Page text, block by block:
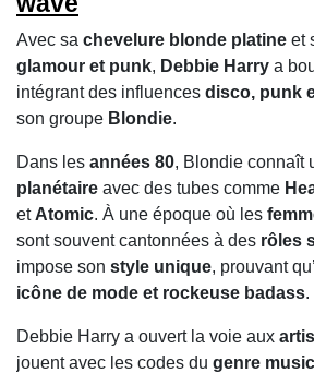
Avec sa chevelure blonde platine et
glamour et punk, Debbie Harry a
intégrant des influences disco, punk
son groupe Blondie.
Dans les années 80, Blondie connaît
planétaire avec des tubes comme
et Atomic. À une époque où les
sont souvent cantonnées à des rôles
impose son style unique, prouvant
icône de mode et rockeuse badass.
Debbie Harry a ouvert la voie aux
jouent avec les codes du genre